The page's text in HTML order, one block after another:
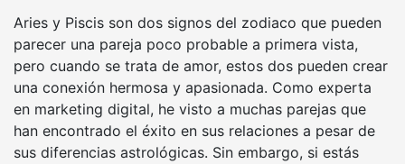
Aries y Piscis son dos signos del zodiaco que pueden
parecer una pareja poco probable a primera vista,
pero cuando se trata de amor, estos dos pueden crear
una conexión hermosa y apasionada. Como experta
en marketing digital, he visto a muchas parejas que
han encontrado el éxito en sus relaciones a pesar de
sus diferencias astrológicas. Sin embargo, si estás